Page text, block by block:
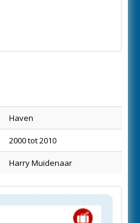
Haven
2000 tot 2010
Harry Muidenaar